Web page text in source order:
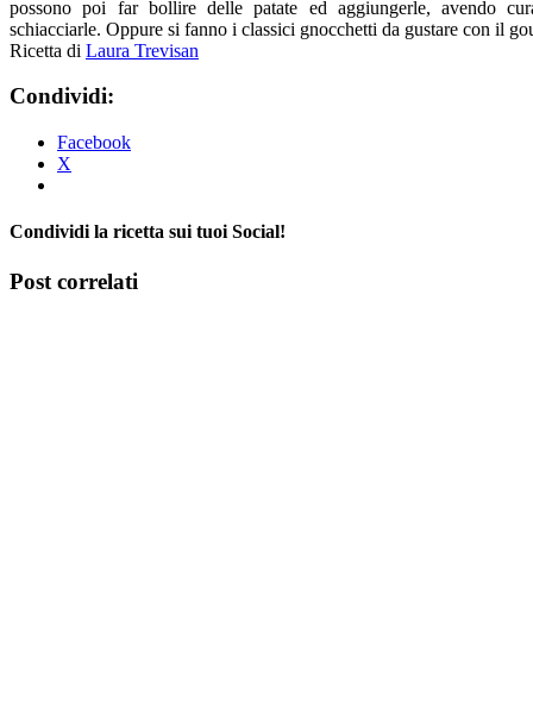
possono poi far bollire delle patate ed aggiungerle, avendo
schiacciarle. Oppure si fanno i classici gnocchetti da gustare con il
Ricetta di Laura Trevisan
Condividi:
Facebook
X
Condividi la ricetta sui tuoi Social!
Facebook
X
Tumblr
Pinterest
Post correlati